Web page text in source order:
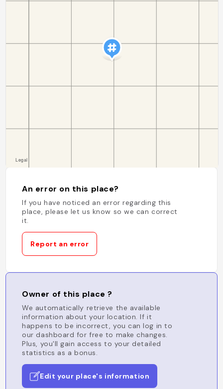
An error on this place?
If you have noticed an error regarding this
place, please let us know so we can correct
it.
Report an error
Owner of this place ?
We automatically retrieve the available
information about your location. If it
happens to be incorrect, you can log in to
our dashboard for free to make changes.
Plus, you'll gain access to your detailed
statistics as a bonus.
Edit your place's information